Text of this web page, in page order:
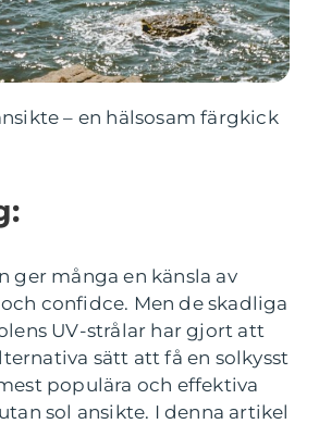
– en hälsosam färgkick
ger många en känsla av
confidce. Men de skadliga
UV-strålar har gjort att
sätt att få en solkysst
populära och effektiva
sol ansikte. I denna artikel